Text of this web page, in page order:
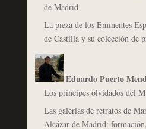
de Madrid
La pieza de los Eminentes
de Castilla y su colección de
Eduardo Puerto
Los príncipes olvidados del
Las galerías de retratos de
Alcázar de Madrid: